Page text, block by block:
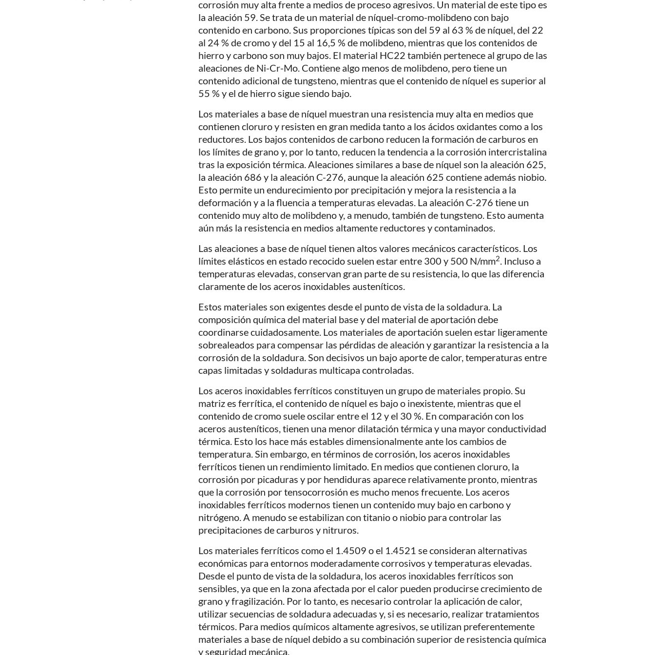
corrosión muy alta frente a medios de proceso agresivos. Un material de este tipo es
la aleación 59. Se trata de un material de níquel-cromo-molibdeno con bajo
contenido en carbono. Sus proporciones típicas son del 59 al 63 % de níquel, del 22
al 24 % de cromo y del 15 al 16,5 % de molibdeno, mientras que los contenidos de
hierro y carbono son muy bajos. El material HC22 también pertenece al grupo de las
aleaciones de Ni-Cr-Mo. Contiene algo menos de molibdeno, pero tiene un
contenido adicional de tungsteno, mientras que el contenido de níquel es superior al
55 % y el de hierro sigue siendo bajo.
Los materiales a base de níquel muestran una resistencia muy alta en medios que
contienen cloruro y resisten en gran medida tanto a los ácidos oxidantes como a los
reductores. Los bajos contenidos de carbono reducen la formación de carburos en
los límites de grano y, por lo tanto, reducen la tendencia a la corrosión intercristalina
tras la exposición térmica. Aleaciones similares a base de níquel son la aleación 625,
la aleación 686 y la aleación C-276, aunque la aleación 625 contiene además niobio.
Esto permite un endurecimiento por precipitación y mejora la resistencia a la
deformación y a la fluencia a temperaturas elevadas. La aleación C-276 tiene un
contenido muy alto de molibdeno y, a menudo, también de tungsteno. Esto aumenta
aún más la resistencia en medios altamente reductores y contaminados.
Las aleaciones a base de níquel tienen altos valores mecánicos característicos. Los
límites elásticos en estado recocido suelen estar entre 300 y 500 N/mm2. Incluso a
temperaturas elevadas, conservan gran parte de su resistencia, lo que las diferencia
claramente de los aceros inoxidables austeníticos.
Estos materiales son exigentes desde el punto de vista de la soldadura. La
composición química del material base y del material de aportación debe
coordinarse cuidadosamente. Los materiales de aportación suelen estar ligeramente
sobrealeados para compensar las pérdidas de aleación y garantizar la resistencia a la
corrosión de la soldadura. Son decisivos un bajo aporte de calor, temperaturas entre
capas limitadas y soldaduras multicapa controladas.
Los aceros inoxidables ferríticos constituyen un grupo de materiales propio. Su
matriz es ferrítica, el contenido de níquel es bajo o inexistente, mientras que el
contenido de cromo suele oscilar entre el 12 y el 30 %. En comparación con los
aceros austeníticos, tienen una menor dilatación térmica y una mayor conductividad
térmica. Esto los hace más estables dimensionalmente ante los cambios de
temperatura. Sin embargo, en términos de corrosión, los aceros inoxidables
ferríticos tienen un rendimiento limitado. En medios que contienen cloruro, la
corrosión por picaduras y por hendiduras aparece relativamente pronto, mientras
que la corrosión por tensocorrosión es mucho menos frecuente. Los aceros
inoxidables ferríticos modernos tienen un contenido muy bajo en carbono y
nitrógeno. A menudo se estabilizan con titanio o niobio para controlar las
precipitaciones de carburos y nitruros.
Los materiales ferríticos como el 1.4509 o el 1.4521 se consideran alternativas
económicas para entornos moderadamente corrosivos y temperaturas elevadas.
Desde el punto de vista de la soldadura, los aceros inoxidables ferríticos son
sensibles, ya que en la zona afectada por el calor pueden producirse crecimiento de
grano y fragilización. Por lo tanto, es necesario controlar la aplicación de calor,
utilizar secuencias de soldadura adecuadas y, si es necesario, realizar tratamientos
térmicos. Para medios químicos altamente agresivos, se utilizan preferentemente
materiales a base de níquel debido a su combinación superior de resistencia química
y seguridad mecánica.